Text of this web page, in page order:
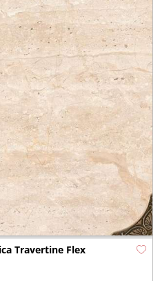
Travertine Flex